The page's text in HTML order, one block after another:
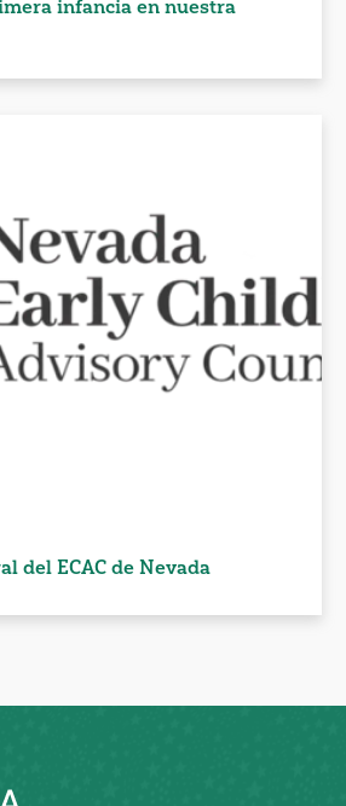
infancia en nuestra
del ECAC de Nevada